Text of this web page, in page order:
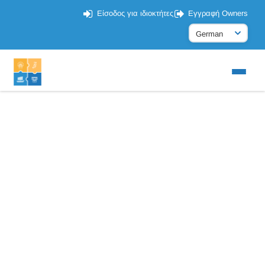
Είσοδος για ιδιοκτήτες Εγγραφή Owners